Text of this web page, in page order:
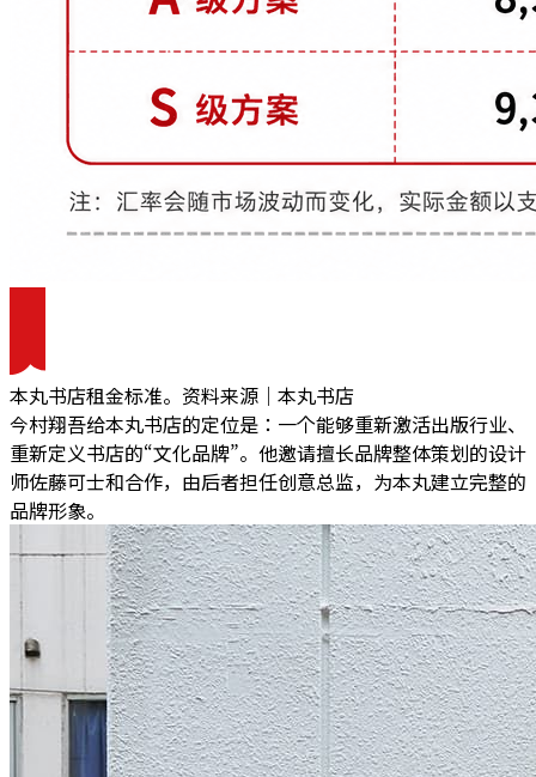
本丸书店租金标准。资料来源｜本丸书店
今村翔吾给本丸书店的定位是：一个能够重新激活出版行业、
重新定义书店的“文化品牌”。 他邀请擅长品牌整体策划的设计
师佐藤可士和合作，由后者担任创意总监，为本丸建立完整的
品牌形象。